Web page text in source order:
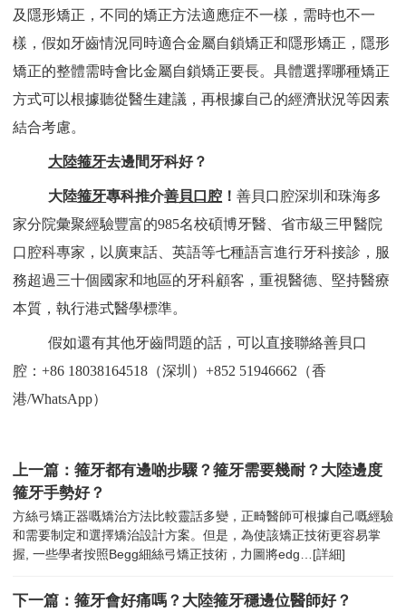
及隱形矯正，不同的矯正方法適應症不一樣，需時也不一
樣，假如牙齒情況同時適合金屬自鎖矯正和隱形矯正，隱形
矯正的整體需時會比金屬自鎖矯正要長。具體選擇哪種矯正
方式可以根據聽從醫生建議，再根據自己的經濟狀況等因素
結合考慮。
大陸箍牙去邊間牙科好？
大陸箍牙專科推介善貝口腔 ！善貝口腔深圳和珠海多
家分院彙聚經驗豐富的985名校碩博牙醫、省市級三甲醫院
口腔科專家，以廣東話、英語等七種語言進行牙科接診，服
務超過三十個國家和地區的牙科顧客，重視醫德、堅持醫療
本質，執行港式醫學標準。
假如還有其他牙齒問題的話，可以直接聯絡善貝口
腔：+86 18038164518（深圳）+852 51946662（香
港/WhatsApp）
上一篇：箍牙都有邊啲步驟？箍牙需要幾耐？大陸邊度
箍牙手勢好？
方絲弓矯正器嘅矯治方法比較靈話多變，正畸醫師可根據自己嘅經驗
和需要制定和選擇矯治設計方案。但是，為使該矯正技術更容易掌
握, 一些學者按照Begg細絲弓矯正技術，力圖將edg… [詳細]
下一篇：箍牙會好痛嗎？大陸箍牙穩邊位醫師好？